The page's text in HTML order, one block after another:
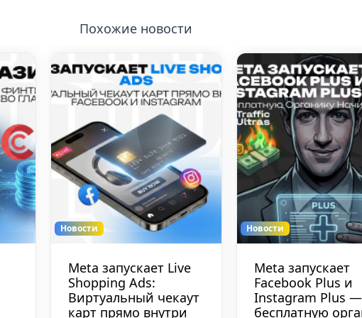
Похожие новости
Новости
Meta запускает Live
Shopping Ads:
Виртуальный чекаут
карт прямо внутри
Новости
Meta запускает
Facebook Plus и
Instagram Plus —
бесплатную